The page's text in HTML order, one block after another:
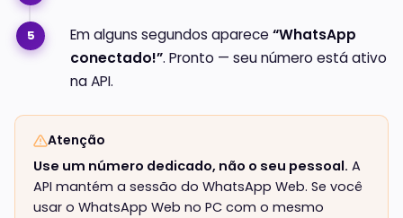
Em alguns segundos aparece“WhatsApp
conectado!”. Pronto — seu número está ativo
na API.
Atenção
Use um número dedicado, não o seu pessoal. A
API mantém a sessão do WhatsApp Web. Se você
usar o WhatsApp Web no PC com o mesmo